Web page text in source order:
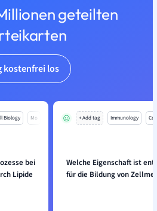
geteilten
kostenfrei los
Biology Mo
bei
Lipide
+ Add tag Immunology
Welche Eigenschaft ist
für die Bildung von